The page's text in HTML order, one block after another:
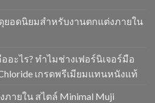
ยอดนิยมสำหรับงานตกแต่งภายใน
อะไร? ทำไมช่างเฟอร์นิเจอร์มือ
เกรดพรีเมียมแทนหนังแท้
ายใน สไตล์ Minimal Muji